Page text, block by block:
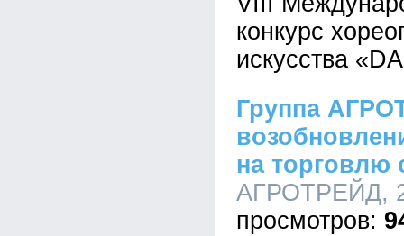
конкурс
искусства
Группа
на торговлю
АГРОТРЕЙД,